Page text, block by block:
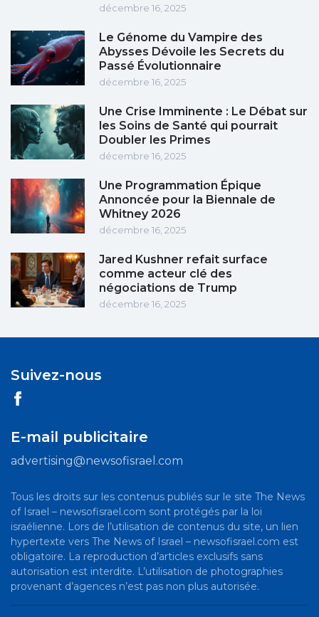
décembre 16, 2025
Le Génome du Vampire des
Abysses Dévoile les Secrets du
Passé Évolutionnaire
décembre 16, 2025
Une Crise Imminente : Le Débat sur
les Soins de Santé qui pourrait
Doubler les Primes
décembre 16, 2025
Une Programmation Épique
Annoncée pour la Biennale de
Whitney 2026
décembre 16, 2025
Jared Kushner refait surface
comme acteur clé des
négociations de Trump
décembre 16, 2025
Suivez-nous
E-mail publicitaire
advertising@newsofisrael.com
Tous les droits sur les contenus publiés sur le site The News
of Israel – newsofisrael.com sont protégés par la loi
israélienne. Lors de l’utilisation de contenus du site, un lien
hypertexte vers The News of Israel – newsofisrael.com est
obligatoire. La reproduction d’articles exclusifs sans
autorisation est interdite. L’utilisation de photographies
provenant d’agences n’est pas non plus autorisée.